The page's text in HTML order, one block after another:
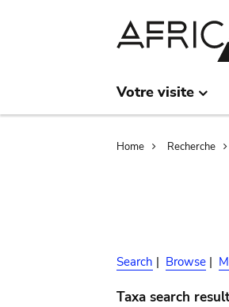
Votre visite
Home Recherche
Search | Browse |
Taxa search